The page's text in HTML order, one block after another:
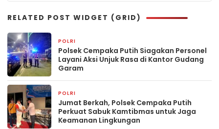
RELATED POST WIDGET (GRID)
POLRI
Polsek Cempaka Putih Siagakan Personel
Layani Aksi Unjuk Rasa di Kantor Gudang
Garam
POLRI
Jumat Berkah, Polsek Cempaka Putih
Perkuat Sabuk Kamtibmas untuk Jaga
Keamanan Lingkungan